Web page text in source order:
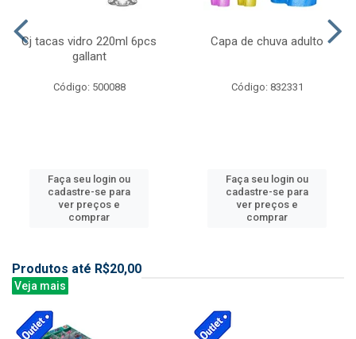
Cj tacas vidro 220ml 6pcs
gallant
Código: 500088
Faça seu login ou
cadastre-se para
ver preços e
comprar
Capa de chuva adulto
Código: 832331
Faça seu login ou
cadastre-se para
ver preços e
comprar
Produtos até R$20,00
Veja mais